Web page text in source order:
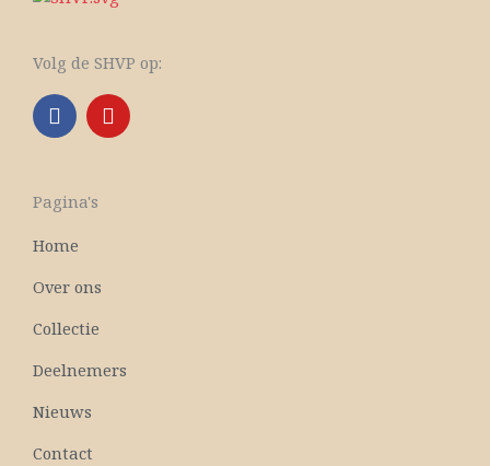
Volg de SHVP op:
F
a
c
b
o
k
Y
o
u
Pagina's
Home
Over ons
Collectie
Deelnemers
Nieuws
Contact